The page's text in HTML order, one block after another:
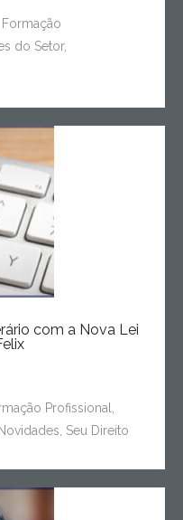
Formação
do Setor,
com a Nova Lei
Profissional
Novidades Seu Direito